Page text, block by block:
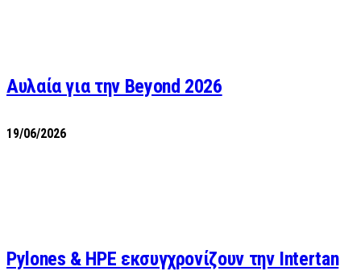
Αυλαία για την Beyond 2026
19/06/2026
Pylones & HPE εκσυγχρονίζουν την Intertan